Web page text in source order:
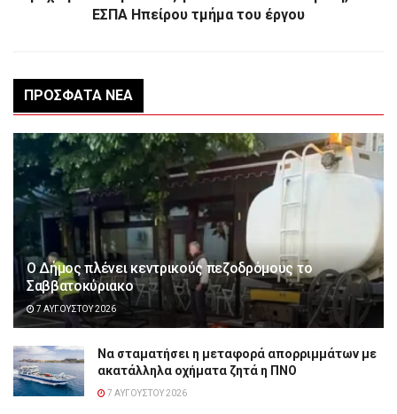
ΕΣΠΑ Ηπείρου τμήμα του έργου
ΠΡΌΣΦΑΤΑ ΝΈΑ
Ο Δήμος πλένει κεντρικούς πεζοδρόμους το
Σαββατοκύριακο
7 ΑΥΓΟΎΣΤΟΥ 2026
Να σταματήσει η μεταφορά απορριμμάτων με
ακατάλληλα οχήματα ζητά η ΠΝΟ
7 ΑΥΓΟΎΣΤΟΥ 2026